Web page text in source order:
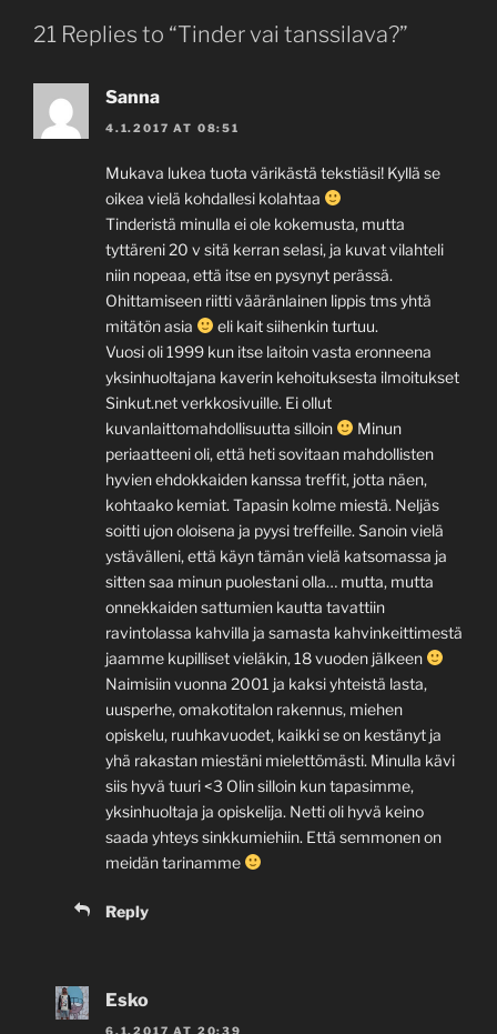
21 Replies to “Tinder vai tanssilava?”
Sanna
4.1.2017 AT 08:51
Mukava lukea tuota värikästä tekstiäsi! Kyllä se
oikea vielä kohdallesi kolahtaa
Tinderistä minulla ei ole kokemusta, mutta
tyttäreni 20 v sitä kerran selasi, ja kuvat vilahteli
niin nopeaa, että itse en pysynyt perässä.
Ohittamiseen riitti vääränlainen lippis tms yhtä
mitätön asia
eli kait siihenkin turtuu.
Vuosi oli 1999 kun itse laitoin vasta eronneena
yksinhuoltajana kaverin kehoituksesta ilmoitukset
Sinkut.net verkkosivuille. Ei ollut
kuvanlaittomahdollisuutta silloin
Minun
periaatteeni oli, että heti sovitaan mahdollisten
hyvien ehdokkaiden kanssa treffit, jotta näen,
kohtaako kemiat. Tapasin kolme miestä. Neljäs
soitti ujon oloisena ja pyysi treffeille. Sanoin vielä
ystävälleni, että käyn tämän vielä katsomassa ja
sitten saa minun puolestani olla… mutta, mutta
onnekkaiden sattumien kautta tavattiin
ravintolassa kahvilla ja samasta kahvinkeittimestä
jaamme kupilliset vieläkin, 18 vuoden jälkeen
Naimisiin vuonna 2001 ja kaksi yhteistä lasta,
uusperhe, omakotitalon rakennus, miehen
opiskelu, ruuhkavuodet, kaikki se on kestänyt ja
yhä rakastan miestäni mielettömästi. Minulla kävi
siis hyvä tuuri <3 Olin silloin kun tapasimme,
yksinhuoltaja ja opiskelija. Netti oli hyvä keino
saada yhteys sinkkumiehiin. Että semmonen on
meidän tarinamme
Reply
Esko
6.1.2017 AT 20:39